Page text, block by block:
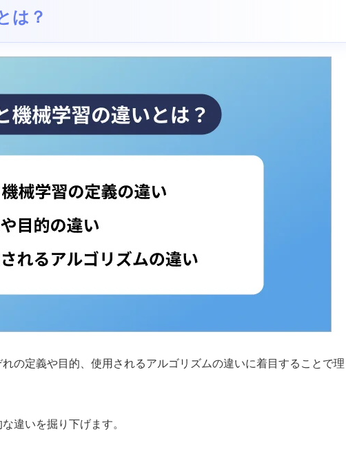
は？
の定義や目的、使用されるアルゴリズムの違いに着目することで理
違いを掘り下げます。